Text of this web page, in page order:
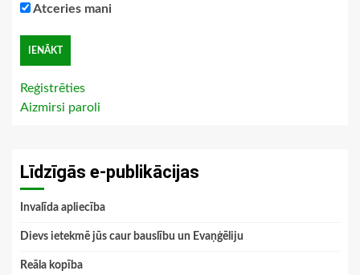
Atceries mani
Reģistrēties
Aizmirsi paroli
Līdzīgās e-publikācijas
Invalīda apliecība
Dievs ietekmē jūs caur bauslību un Evaņģēliju
Reāla kopība